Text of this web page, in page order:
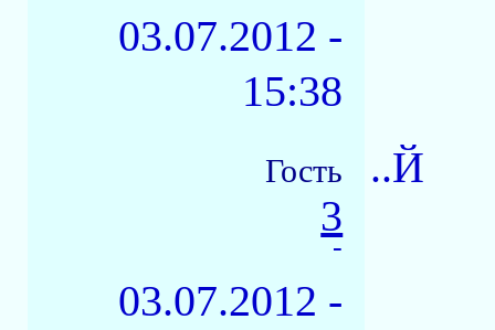
03.07.2012 -
15:38
Гость
3
-
03.07.2012 -
..Й